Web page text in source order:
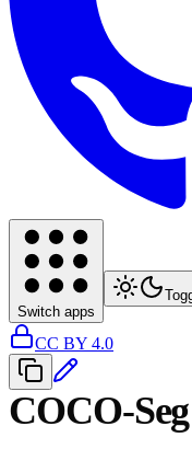
Switch apps
CC BY 4.0
COCO-